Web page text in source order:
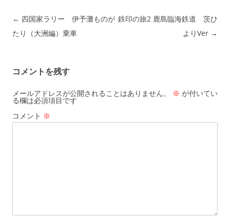
投稿ナビゲーション
← 四国家ラリー 伊予灘ものが
たり（大洲編）乗車
鉄印の旅2 鹿島臨海鉄道 茨ひ
よりVer →
コメントを残す
メールアドレスが公開されることはありません。 ※ が付いてい
る欄は必須項目です
コメント ※